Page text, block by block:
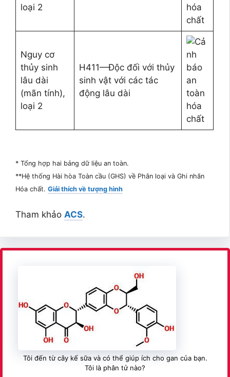
loại 2
Nguy cơ
thủy sinh
lâu dài
(mãn tính),
loại 2
H411—Độc đối với thủy
sinh vật với các tác
động lâu dài
* Tổng hợp hai bảng dữ liệu an toàn.
**Hệ thống Hài hòa Toàn cầu (GHS) về Phân loại và Ghi nhãn
Hóa chất. Giải thích về tượng hình
Tham khảo ACS.
Tôi đến từ cây kế sữa và có thể giúp ích cho gan của bạn.
Tôi là phân tử nào?